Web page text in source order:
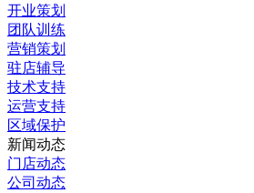
开业策划
团队训练
营销策划
驻店辅导
技术支持
运营支持
区域保护
新闻动态
门店动态
公司动态